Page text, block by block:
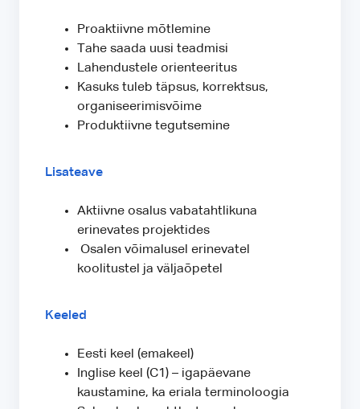
Proaktiivne mõtlemine
Tahe saada uusi teadmisi
Lahendustele orienteeritus
Kasuks tuleb täpsus, korrektsus,
organiseerimisvõime
Produktiivne tegutsemine
Lisateave
Aktiivne osalus vabatahtlikuna
erinevates projektides
Osalen võimalusel erinevatel
koolitustel ja väljaõpetel
Keeled
Eesti keel (emakeel)
Inglise keel (C1) – igapäevane
kaustamine, ka eriala terminoloogia